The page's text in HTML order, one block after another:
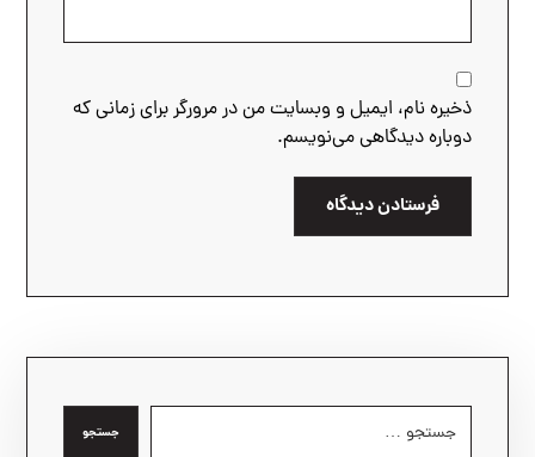
ذخیره نام، ایمیل و وبسایت من در مرورگر برای زمانی که
دوباره دیدگاهی می‌نویسم.
فرستادن دیدگاه
جستجو